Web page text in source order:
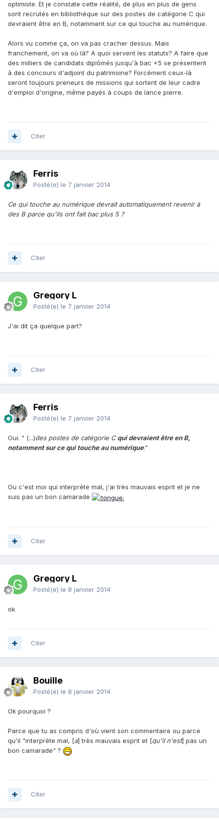
optimiste. Et je constate cette réalité, de plus en plus de gens
sont recrutés en bibliothèque sur des postes de catégorie C qui
devraient être en B, notamment sur ce qui touche au numérique.
Alors vu comme ça, on va pas cracher dessus. Mais
franchement, on va où là? A quoi servent les statuts? A faire que
des milliers de candidats diplômés jusqu'à bac +5 se présentent
à des concours d'adjoint du patrimoine? Forcément ceux-là
seront toujours preneurs de missions qui sortent de leur cadre
d'emploi d'origine, même payés à coups de lance pierre.
Citer
Ferris
Posté(e) le 7 janvier 2014
Ce qui touche au numérique devrait automatiquement revenir à
des B parce qu'ils ont fait bac plus 5 ?
Citer
Gregory L
Posté(e) le 7 janvier 2014
J'ai dit ça quelque part?
Citer
Ferris
Posté(e) le 7 janvier 2014
Oui. " (...)des postes de catégorie Cqui devraient être en B,
notamment sur ce qui touche au numérique."
Ou c'est moi qui interprète mal, j'ai très mauvais esprit et je ne
suis pas un bon camarade
Citer
Gregory L
Posté(e) le 8 janvier 2014
ok
Citer
Bouille
Posté(e) le 8 janvier 2014
Ok pourquoi ?
Parce que tu as compris d'où vient son commentaire ou parce
qu'il "interprète mal, [a] très mauvais esprit et [qu'il n'est] pas un
bon camarade" ?
Citer